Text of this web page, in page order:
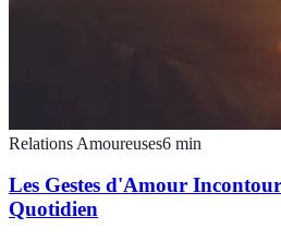
Relations Amoureuses6 min
Les Gestes d'Amour
Quotidien